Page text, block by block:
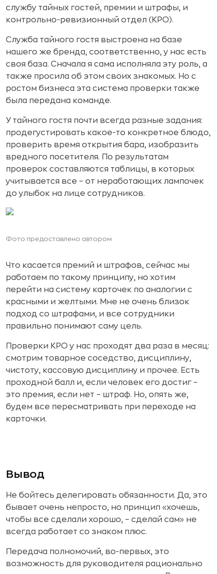
службу тайных гостей, премии и штрафы, и
контрольно-ревизионный отдел (КРО).
Служба тайного гостя выстроена на базе
нашего же бренда, соответственно, у нас есть
своя база. Сначала я сама исполняла эту роль, а
также просила об этом своих знакомых. Но с
ростом бизнеса эта система проверки также
была передана команде.
У тайного гостя почти всегда разные задания:
продегустировать какое-то конкретное блюдо,
проверить время открытия бара, изобразить
вредного посетителя. По результатам
проверок составляются таблицы, в которых
учитывается все – от неработающих лампочек
до улыбок на лице сотрудников.
Фото предоставлено автором
Что касается премий и штрафов, сейчас мы
работаем по такому принципу, но хотим
перейти на систему карточек по аналогии с
красными и желтыми. Мне не очень близок
подход со штрафами, и все сотрудники
правильно понимают саму цель.
Проверки КРО у нас проходят два раза в месяц:
смотрим товарное соседство, дисциплину,
чистоту, кассовую дисциплину и прочее. Есть
проходной балл и, если человек его достиг –
это премия, если нет – штраф. Но, опять же,
будем все пересматривать при переходе на
карточки.
Вывод
Не бойтесь делегировать обязанности. Да, это
бывает очень непросто, но принцип «хочешь,
чтобы все сделали хорошо, – сделай сам» не
всегда работает со знаком плюс.
Передача полномочий, во-первых, это
возможность для руководителя рационально